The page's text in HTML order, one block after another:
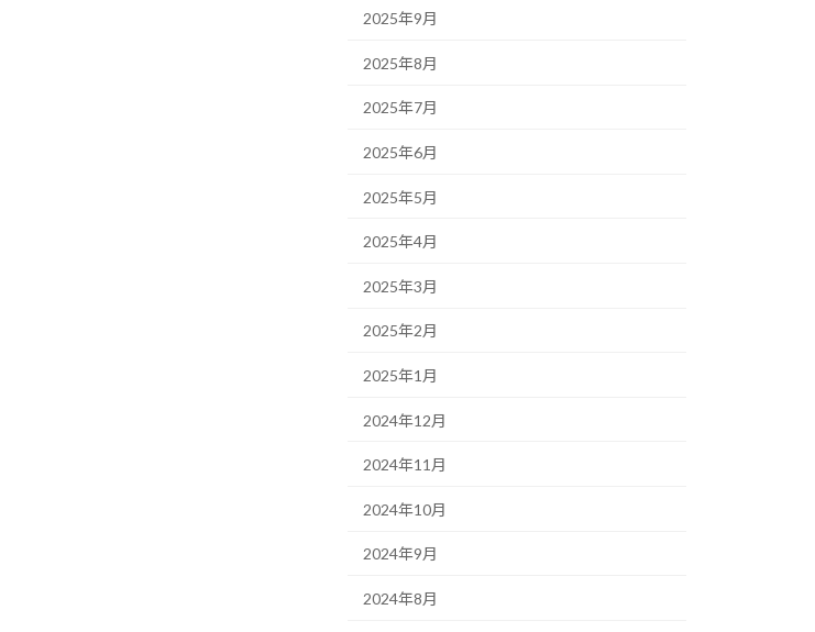
2025年9月
2025年8月
2025年7月
2025年6月
2025年5月
2025年4月
2025年3月
2025年2月
2025年1月
2024年12月
2024年11月
2024年10月
2024年9月
2024年8月